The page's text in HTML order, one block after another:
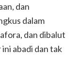
dan
dalam
dan dibalut
abadi dan tak